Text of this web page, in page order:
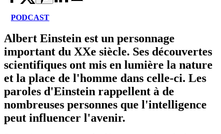
PODCAST
Albert Einstein est un personnage
important du XXe siècle. Ses découvertes
scientifiques ont mis en lumière la nature
et la place de l'homme dans celle-ci. Les
paroles d'Einstein rappellent à de
nombreuses personnes que l'intelligence
peut influencer l'avenir.